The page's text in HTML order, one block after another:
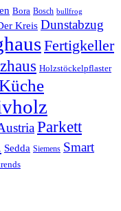
Bora Bosch bullfrog
Kreis Dunstabzug
Fertigkeller
Holzstöckelpflaster
Parkett
Sedda Siemens Smart